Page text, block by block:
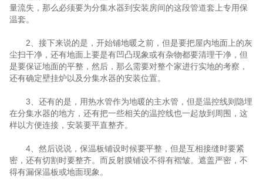
量流失，那么必须要为分集水器到安装房间的这段管道套上专用保
温套。
2、接下来说的是，开始铺地暖之前，但是要把屋内地面上的灰
尘扫干净，还有地面上要是有凹凸现象或有杂物都要清理干净，但
是要保证地面的平整，然后，那么需要对整个家进行实地的考察，
还有确定壁挂炉以及分集水器的安装位置。
3、还有的是，用热水管作为地暖的主水管，但是温控线则隐埋
在分集水器的地方，还有把一些相关的温控线也一起放到周围，这
样以方便连接，安装要平直整齐。
4、然后说说，保温板铺设时候要平整，但是互相接缝时要紧
密，还有切割时要整齐。而反射膜铺设不得有褶皱。遮盖严密，不
得有漏保温板或地面现象。